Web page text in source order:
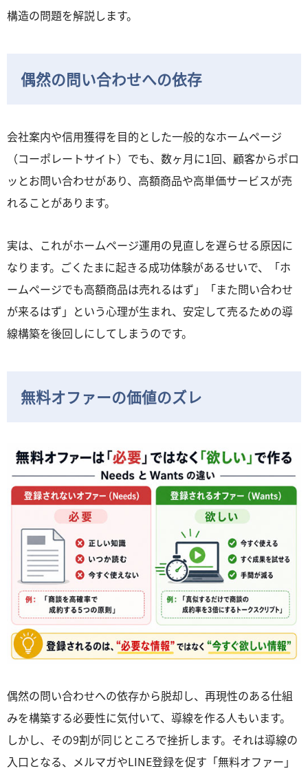
構造の問題を解説します。
偶然の問い合わせへの依存
会社案内や信用獲得を目的とした一般的なホームページ
（コーポレートサイト）でも、数ヶ月に1回、顧客からポロ
ッとお問い合わせがあり、高額商品や高単価サービスが売
れることがあります。
実は、これがホームページ運用の見直しを遅らせる原因に
なります。ごくたまに起きる成功体験があるせいで、「ホ
ームページでも高額商品は売れるはず」「また問い合わせ
が来るはず」という心理が生まれ、安定して売るための導
線構築を後回しにしてしまうのです。
無料オファーの価値のズレ
偶然の問い合わせへの依存から脱却し、再現性のある仕組
みを構築する必要性に気付いて、導線を作る人もいます。
しかし、その9割が同じところで挫折します。それは導線の
入口となる、メルマガやLINE登録を促す「無料オファー」